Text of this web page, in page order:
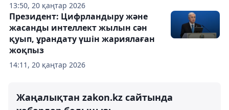
13:50, 20 қаңтар 2026
14:11, 20 қаңтар 2026
Президент: Цифрландыру және
жасанды интеллект жылын сән
қуып, ұрандату үшін жариялаған
жоқпыз
Жаңалықтан zakon.kz сайтында